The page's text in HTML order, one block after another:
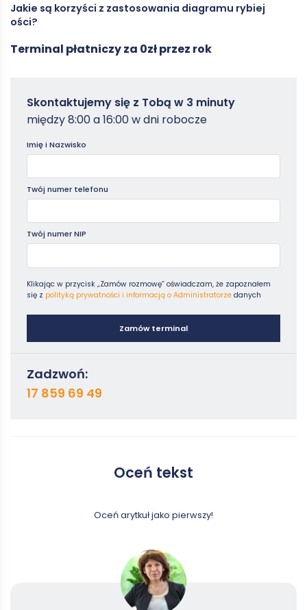
Stworzony przez Kaoru Ishikawę, diagram ten jest graficznym
przedstawieniem relacji między skutkami a ich potencjalnymi
Główne kategorie przyczyn w diagramie Ishikawy są określane
jako 5M+E, co obejmuje: Człowiek (Man), Maszyna (Machine),
(Management) oraz Środowisko (Environment). Te kategorie
Jakie są korzyści z zastosowania diagramu rybiej
ości?
Zastosowanie diagramu rybiej ości przynosi wiele korzyści,
Diagram ten pomaga zespołom w zrozumieniu złożoności
problemów i podejmowaniu bardziej świadomych decyzji, co
Terminal płatniczy za 0zł przez rok
Zamowterminal
Poradniki
Skontaktujemy się z Tobą w 3 minuty
między 8:00 a 16:00 w dni robocze
Imię i Nazwisko
Twój numer telefonu
Twój numer NIP
Klikając w przycisk „Zamów rozmowę” oświadczam, że zapoznałem
się z polityką prywatności i informacją o Administratorze danych
Zamów terminal
Zadzwoń:
17 859 69 49
Oceń tekst
Oceń arytkuł jako pierwszy!